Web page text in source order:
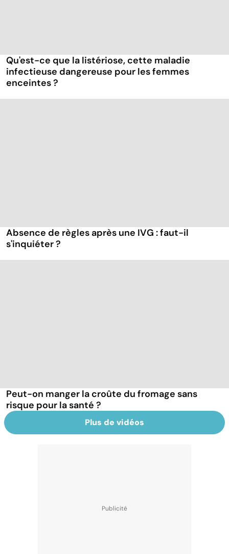
Qu'est-ce que la listériose, cette maladie
infectieuse dangereuse pour les femmes
enceintes ?
Absence de règles après une IVG : faut-il
s'inquiéter ?
Peut-on manger la croûte du fromage sans
risque pour la santé ?
Plus de vidéos